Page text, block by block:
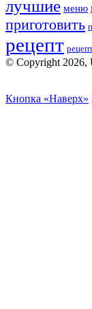
лучшие меню
приготовить
рецепт
© Copyright 2026,
Кнопка «Наверх»